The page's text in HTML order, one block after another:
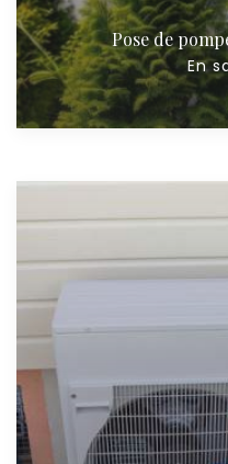
Pose de
En